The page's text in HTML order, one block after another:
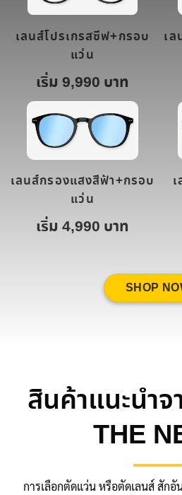
เลนส์โปรเกรสซีฟ+กรอบ
แว่น
เริ่ม 9,990 บาท
เ
เลนส์กรองแสงสีฟ้า+กรอบ
แว่น
เริ่ม 4,990 บาท
SHOP
สินค้าแนะนำ
THE
การเลือกตัดแว่น หรือตัดเลนส์ สัก